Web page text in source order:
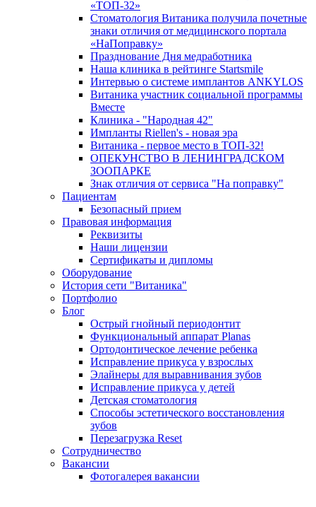
«ТОП-32»
Стоматология Витаника получила почетные
знаки отличия от медицинского портала
«НаПоправку»
Празднование Дня медработника
Наша клиника в рейтинге Startsmile
Интервью о системе имплантов ANKYLOS
Витаника участник социальной программы
Вместе
Клиника - "Народная 42"
Импланты Riellen's - новая эра
Витаника - первое место в ТОП-32!
ОПЕКУНСТВО В ЛЕНИНГРАДСКОМ
ЗООПАРКЕ
Знак отличия от сервиса "На поправку"
Пациентам
Безопасный прием
Правовая информация
Реквизиты
Наши лицензии
Сертификаты и дипломы
Оборудование
История сети "Витаника"
Портфолио
Блог
Острый гнойный периодонтит
Функциональный аппарат Planas
Ортодонтическое лечение ребенка
Исправление прикуса у взрослых
Элайнеры для выравнивания зубов
Исправление прикуса у детей
Детская стоматология
Способы эстетического восстановления
зубов
Перезагрузка Reset
Сотрудничество
Вакансии
Фотогалерея вакансии